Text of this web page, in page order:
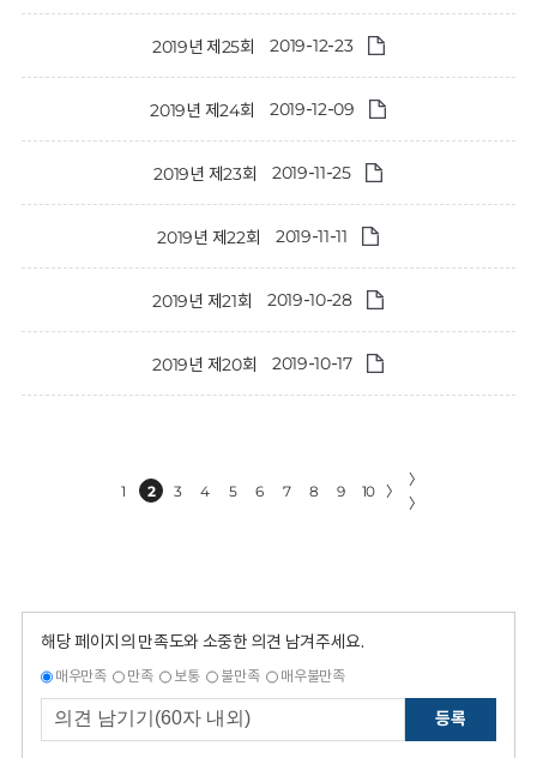
2019년 제25회 2019-12-23
2019년 제24회 2019-12-09
2019년 제23회 2019-11-25
2019년 제22회 2019-11-11
2019년 제21회 2019-10-28
2019년 제20회 2019-10-17
1 2 3 4 5 6 7 8 9 10 〉
〉
〉
해당 페이지의 만족도와 소중한 의견 남겨주세요.
매우만족 만족 보통 불만족 매우불만족
등록